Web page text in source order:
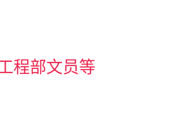
程部文员等